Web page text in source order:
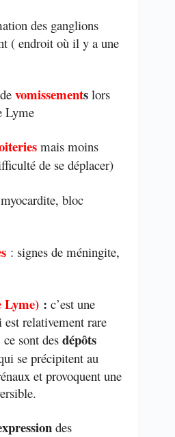
des ganglions
( endroit où il y a une
de vomissements lors
Lyme
mais moins
de se déplacer)
bloc
: signes de méningite,
Lyme) : c’est une
relativement rare
sont des dépôts
se précipitent au
et provoquent une
des